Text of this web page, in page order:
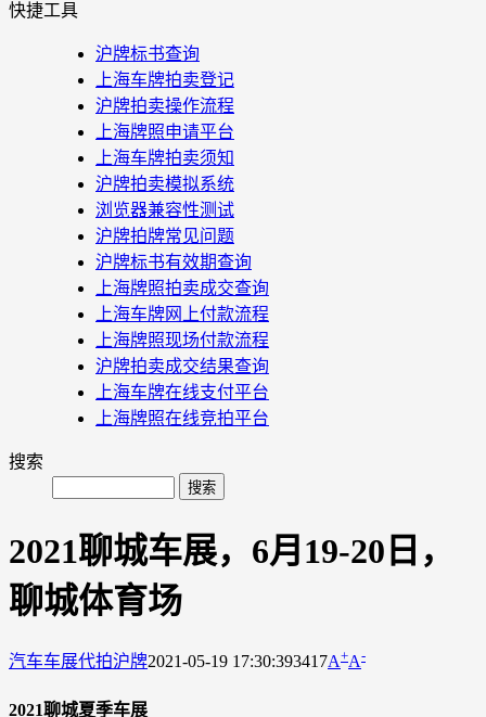
快捷工具
沪牌标书查询
上海车牌拍卖登记
沪牌拍卖操作流程
上海牌照申请平台
上海车牌拍卖须知
沪牌拍卖模拟系统
浏览器兼容性测试
沪牌拍牌常见问题
沪牌标书有效期查询
上海牌照拍卖成交查询
上海车牌网上付款流程
上海牌照现场付款流程
沪牌拍卖成交结果查询
上海车牌在线支付平台
上海牌照在线竞拍平台
搜索
2021聊城车展，6月19-20日，
聊城体育场
汽车车展代拍沪牌2021-05-19 17:30:393417A+A-
2021聊城夏季车展